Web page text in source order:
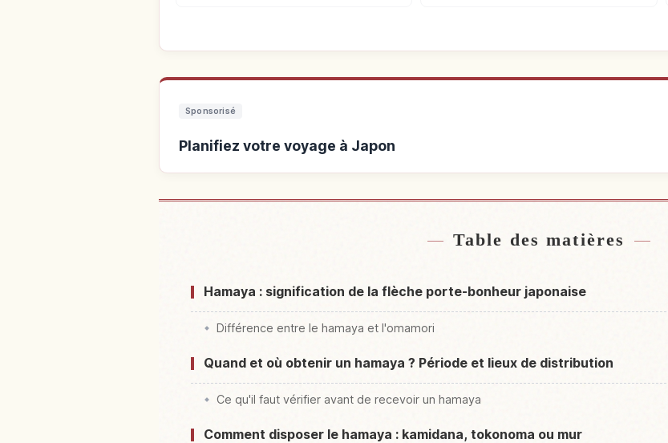
Sponsorisé
Planifiez votre voyage à Japon
Table des matières
Hamaya : signification de la flèche porte-bonheur japonaise
Différence entre le hamaya et l'omamori
Quand et où obtenir un hamaya ? Période et lieux de distribution
Ce qu'il faut vérifier avant de recevoir un hamaya
Comment disposer le hamaya : kamidana, tokonoma ou mur